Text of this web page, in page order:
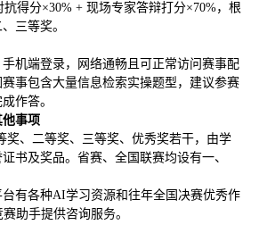
得分×30% + 现场专家答辩打分×70%，根
三等奖。
机端登录，网络通畅且可正常访问赛事配
事包含大量信息检索实操题型，建议参赛
作答。
事项
奖、二等奖、三等奖、优秀奖若干，由学
书及奖品。省赛、全国联赛均设有一、
台有各种AI学习资源和往年全国决赛优秀作
助手提供咨询服务。